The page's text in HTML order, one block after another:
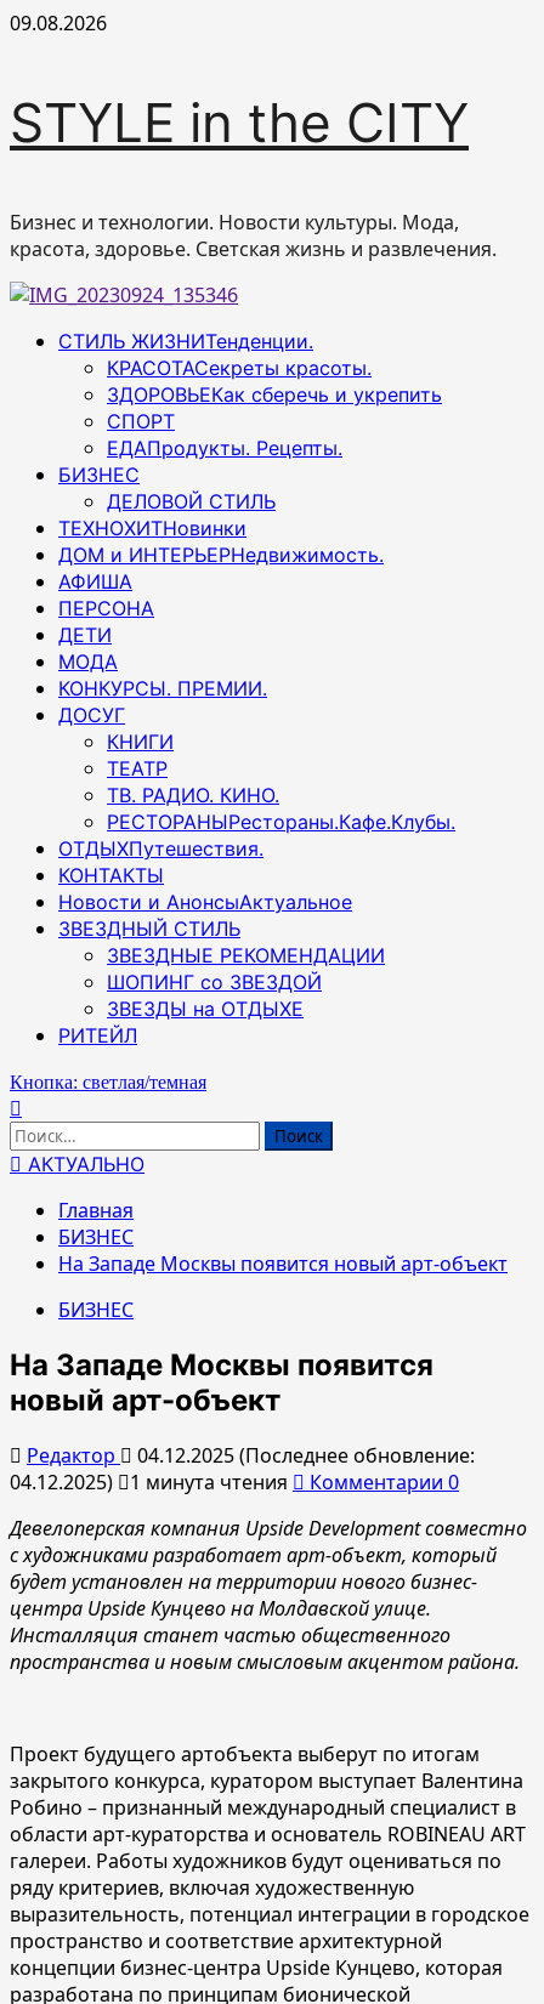
Перейти
09.08.2026
STYLE in the CITY
Бизнес и технологии. Новости культуры. Мода,
красота, здоровье. Светская жизнь и развлечения.
Основное
СТИЛЬ ЖИЗНИТенденции.
КРАСОТАСекреты красоты.
ЗДОРОВЬЕКак сберечь и укрепить
СПОРТ
ЕДАПродукты. Рецепты.
БИЗНЕС
ДЕЛОВОЙ СТИЛЬ
ТЕХНОХИТНовинки
ДОМ и ИНТЕРЬЕРНедвижимость.
АФИША
ПЕРСОНА
ДЕТИ
МОДА
КОНКУРСЫ. ПРЕМИИ.
ДОСУГ
КНИГИ
ТЕАТР
ТВ. РАДИО. КИНО.
РЕСТОРАНЫРестораны.Кафе.Клубы.
ОТДЫХПутешествия.
КОНТАКТЫ
Новости и АнонсыАктуальное
ЗВЕЗДНЫЙ СТИЛЬ
ЗВЕЗДНЫЕ РЕКОМЕНДАЦИИ
ШОПИНГ со ЗВЕЗДОЙ
ЗВЕЗДЫ на ОТДЫХЕ
РИТЕЙЛ
Кнопка: светлая/темная
Найти:
АКТУАЛЬНО
Главная
БИЗНЕС
На Западе Москвы появится новый арт-объект
БИЗНЕС
На Западе Москвы появится
новый арт-объект
Редактор
04.12.2025 (Последнее обновление:
04.12.2025)
1 минута чтения
Комментарии 0
Девелоперская компания Upside Development совместно
с художниками разработает арт-объект, который
будет установлен на территории нового бизнес-
центра Upside Кунцево на Молдавской улице.
Инсталляция станет частью общественного
пространства и новым смысловым акцентом района.
Проект будущего артобъекта выберут по итогам
закрытого конкурса, куратором выступает Валентина
Робино – признанный международный специалист в
области арт‑кураторства и основатель ROBINEAU ART
галереи. Работы художников будут оцениваться по
ряду критериев, включая художественную
выразительность, потенциал интеграции в городское
пространство и соответствие архитектурной
концепции бизнес-центра Upside Кунцево, которая
разработана по принципам бионической